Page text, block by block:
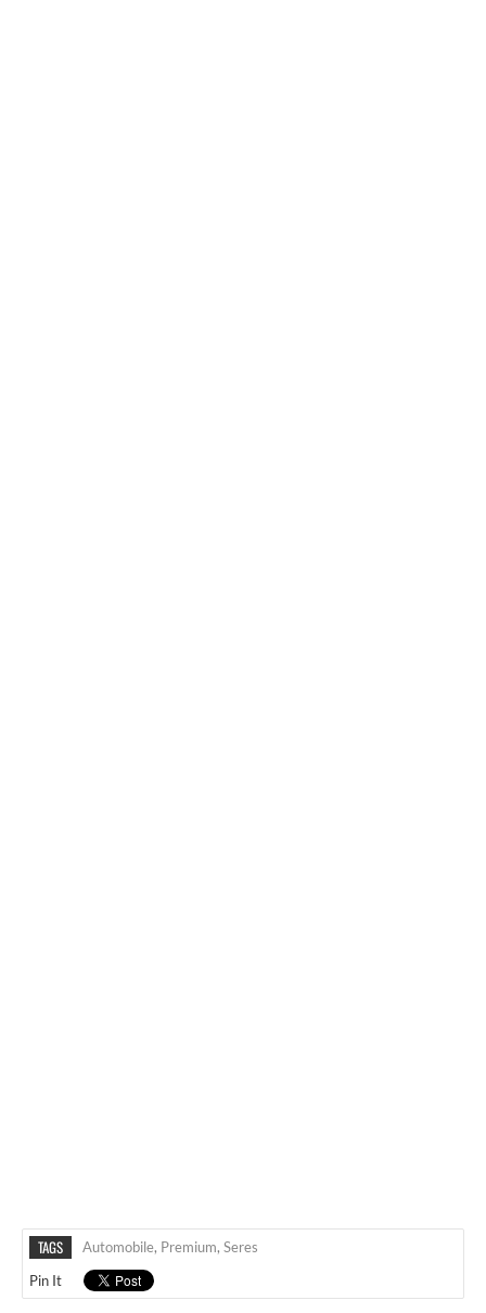
TAGS Automobile, Premium, Seres
Pin It